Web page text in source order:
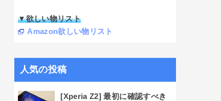
▼欲しい物リスト
Amazon欲しい物リスト
人気の投稿
[Xperia Z2] 最初に確認すべき